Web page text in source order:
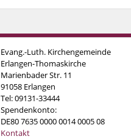
Evang.-Luth. Kirchengemeinde
Erlangen-Thomaskirche
Marienbader Str. 11
91058 Erlangen
Tel: 09131-33444
Spendenkonto:
DE80 7635 0000 0014 0005 08
Kontakt